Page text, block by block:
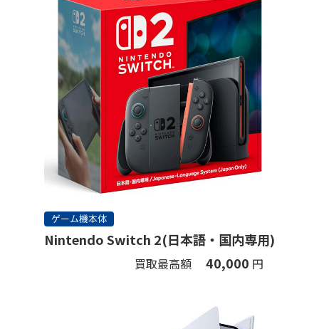
ゲーム機本体
Nintendo Switch 2(日本語・国内専用)
買取最高額 40,000 円